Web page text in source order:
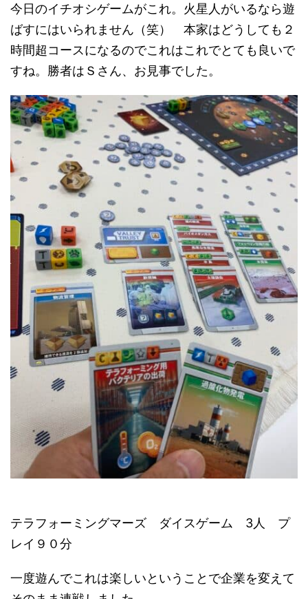
今日のイチオシゲームがこれ。火星人がいるなら遊
ばすにはいられません（笑） 本家はどうしても２
時間超コースになるのでこれはこれでとても良いで
すね。勝者はＳさん、お見事でした。
テラフォーミングマーズ ダイスゲーム 3人 プ
レイ９０分
一度遊んでこれは楽しいということで企業を変えて